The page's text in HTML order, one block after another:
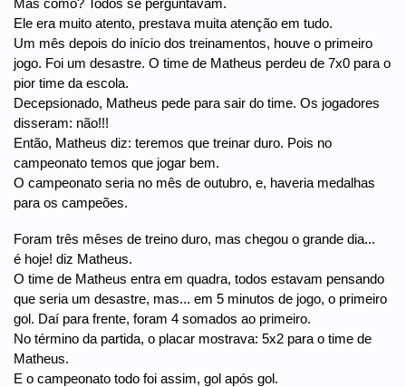
Ele era muito atento, prestava muita atenção em tudo.
Um mês depois do início dos treinamentos, houve o primeiro
jogo. Foi um desastre. O time de Matheus perdeu de 7x0 para o
pior time da escola.
Decepsionado, Matheus pede para sair do time. Os jogadores
disseram: não!!!
Então, Matheus diz: teremos que treinar duro. Pois no
campeonato temos que jogar bem.
O campeonato seria no mês de outubro, e, haveria medalhas
para os campeões.
Foram três mêses de treino duro, mas chegou o grande dia...
é hoje! diz Matheus.
O time de Matheus entra em quadra, todos estavam pensando
que seria um desastre, mas... em 5 minutos de jogo, o primeiro
gol. Daí para frente, foram 4 somados ao primeiro.
No término da partida, o placar mostrava: 5x2 para o time de
Matheus.
E o campeonato todo foi assim, gol após gol.